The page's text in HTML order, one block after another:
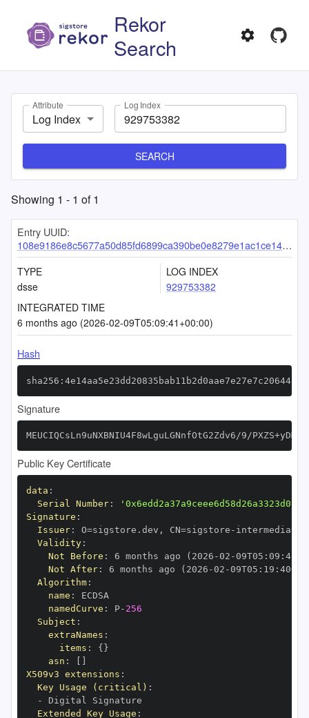
Rekor
Search
Attribute
Log Index
Log Index
SEARCH
Showing 1 - 1 of1
Entry UUID:
108e9186e8c5677a50d85fd6899ca390be0e8279e1ac1ce14fff0523ca4758c91edfa52032c429a2
TYPE
dsse
LOG INDEX
929753382
INTEGRATED TIME
6 months ago (2026-02-09T05:09:41+00:00)
Hash
Signature
MEUCIQCsLn9uNXBNIU4F8wLguLGNnfOtG2Zdv6/9/
Public Key Certificate
data :
Serial Number:
Signature :
Issuer: O=sigstore.dev , CN=sigstore -
Validity:
Not Before : 6 months ago (2026 -02 -09T05 : 09 :
Not After: 6 months ago (2026 -02 -09T05 : 19 : 40+00
Algorithm:
name :
namedCurve : P- 256
Subject :
extraNames :
items : { }
asn :
X509v3 extensions :
Key Usage (critical) :
-
Extended Key Usage :